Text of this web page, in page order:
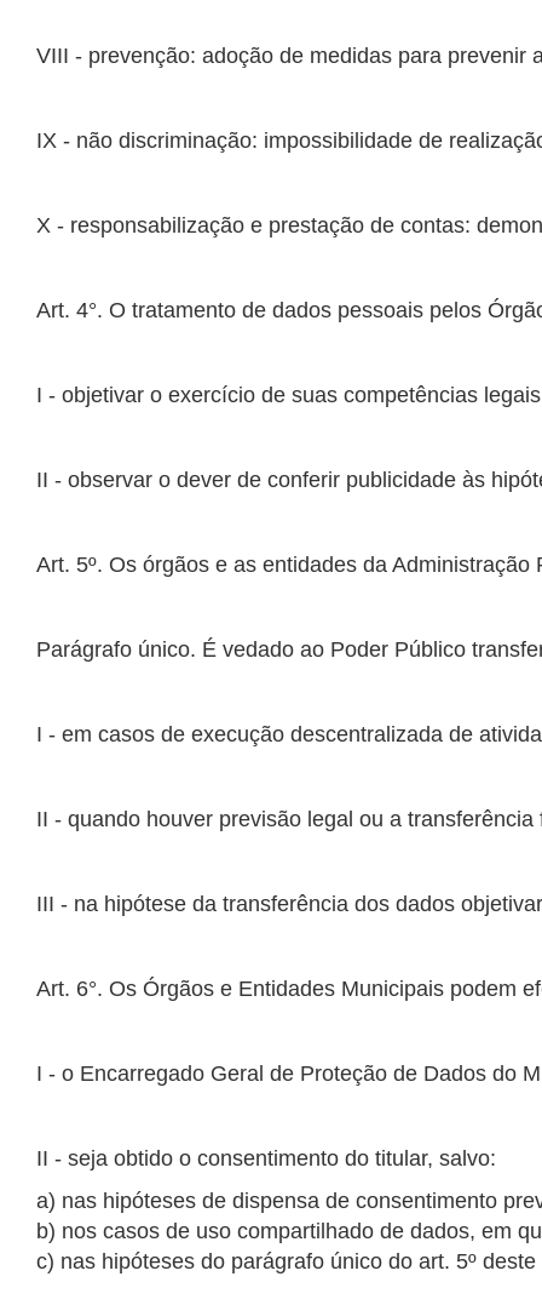
I - o Encarregado Geral de Proteção de Dados do
a) nas hipóteses de dispensa de consentimento
b) nos casos de uso compartilhado de dados, em